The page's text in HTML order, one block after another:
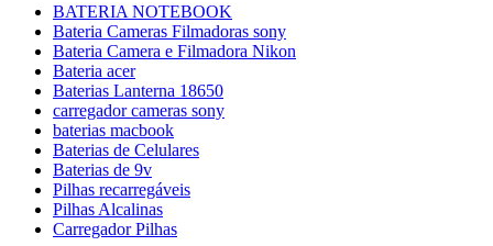
BATERIA NOTEBOOK
Bateria Cameras Filmadoras sony
Bateria Camera e Filmadora Nikon
Bateria acer
Baterias Lanterna 18650
carregador cameras sony
baterias macbook
Baterias de Celulares
Baterias de 9v
Pilhas recarregáveis
Pilhas Alcalinas
Carregador Pilhas